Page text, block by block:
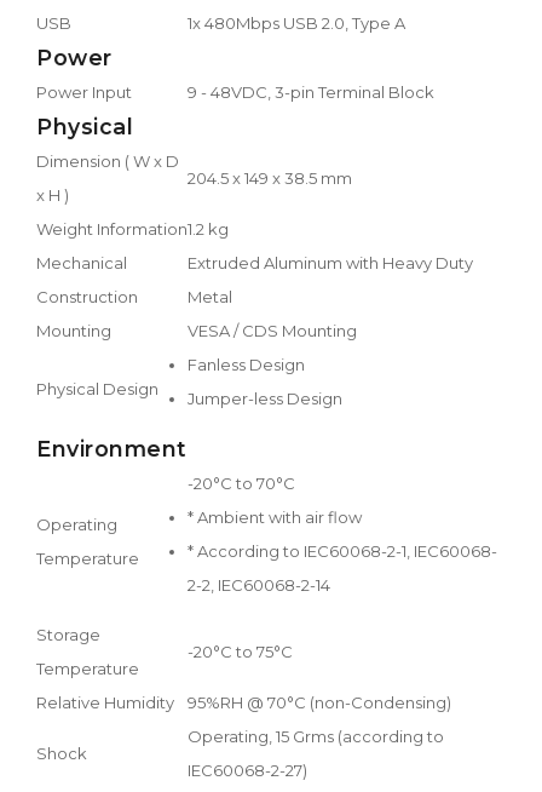
USB
1x 480Mbps USB 2.0, Type A
Power
Power Input 9 - 48VDC, 3-pin Terminal Block
Physical
Dimension ( W x D
x H )
204.5 x 149 x 38.5 mm
Weight Information1.2 kg
Mechanical
Construction
Extruded Aluminum with Heavy Duty
Metal
Mounting
VESA / CDS Mounting
Physical Design
Fanless Design
Jumper-less Design
Environment
Operating
Temperature
-20°C to 70°C
* Ambient with air flow
* According to IEC60068-2-1, IEC60068-
2-2, IEC60068-2-14
Storage
Temperature
-20°C to 75°C
Relative Humidity 95%RH @ 70°C (non-Condensing)
Shock
Operating, 15 Grms (according to
IEC60068-2-27)